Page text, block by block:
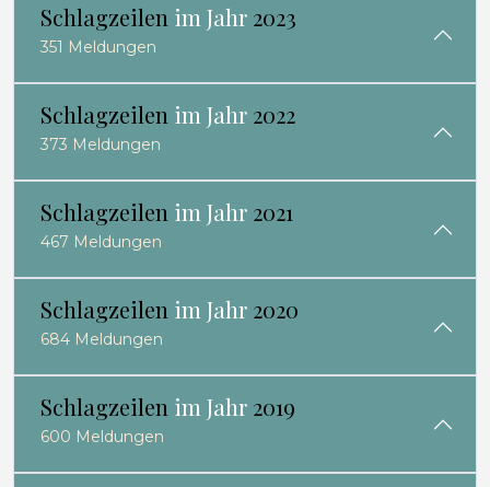
Schlagzeilen im Jahr 2023
351 Meldungen
Schlagzeilen im Jahr 2022
373 Meldungen
Schlagzeilen im Jahr 2021
467 Meldungen
Schlagzeilen im Jahr 2020
684 Meldungen
Schlagzeilen im Jahr 2019
600 Meldungen